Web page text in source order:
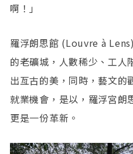
啊！」
羅浮朗思館 (Louvre à
的老礦城，人數稀少、工人
出亙古的美，同時，藝文的
就業機會，是以，羅浮宮朗
更是一份革新。